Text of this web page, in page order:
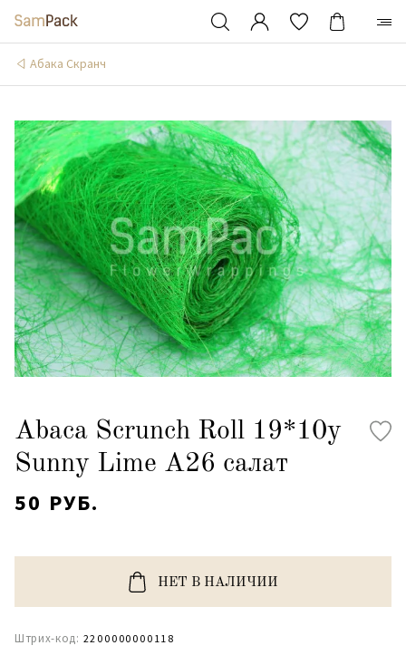
Абака Скранч
Abaca Scrunch Roll 19*10y
Sunny Lime A26 салат
50 РУБ.
НЕТ В НАЛИЧИИ
Штрих-код: 2200000000118